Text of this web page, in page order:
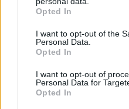
grant or deny consent to
use your data for below
consent section.
Opted In
I want to opt-out of the
Personal Data.
Opted In
I want to opt-out of
Personal Data for
Opted In